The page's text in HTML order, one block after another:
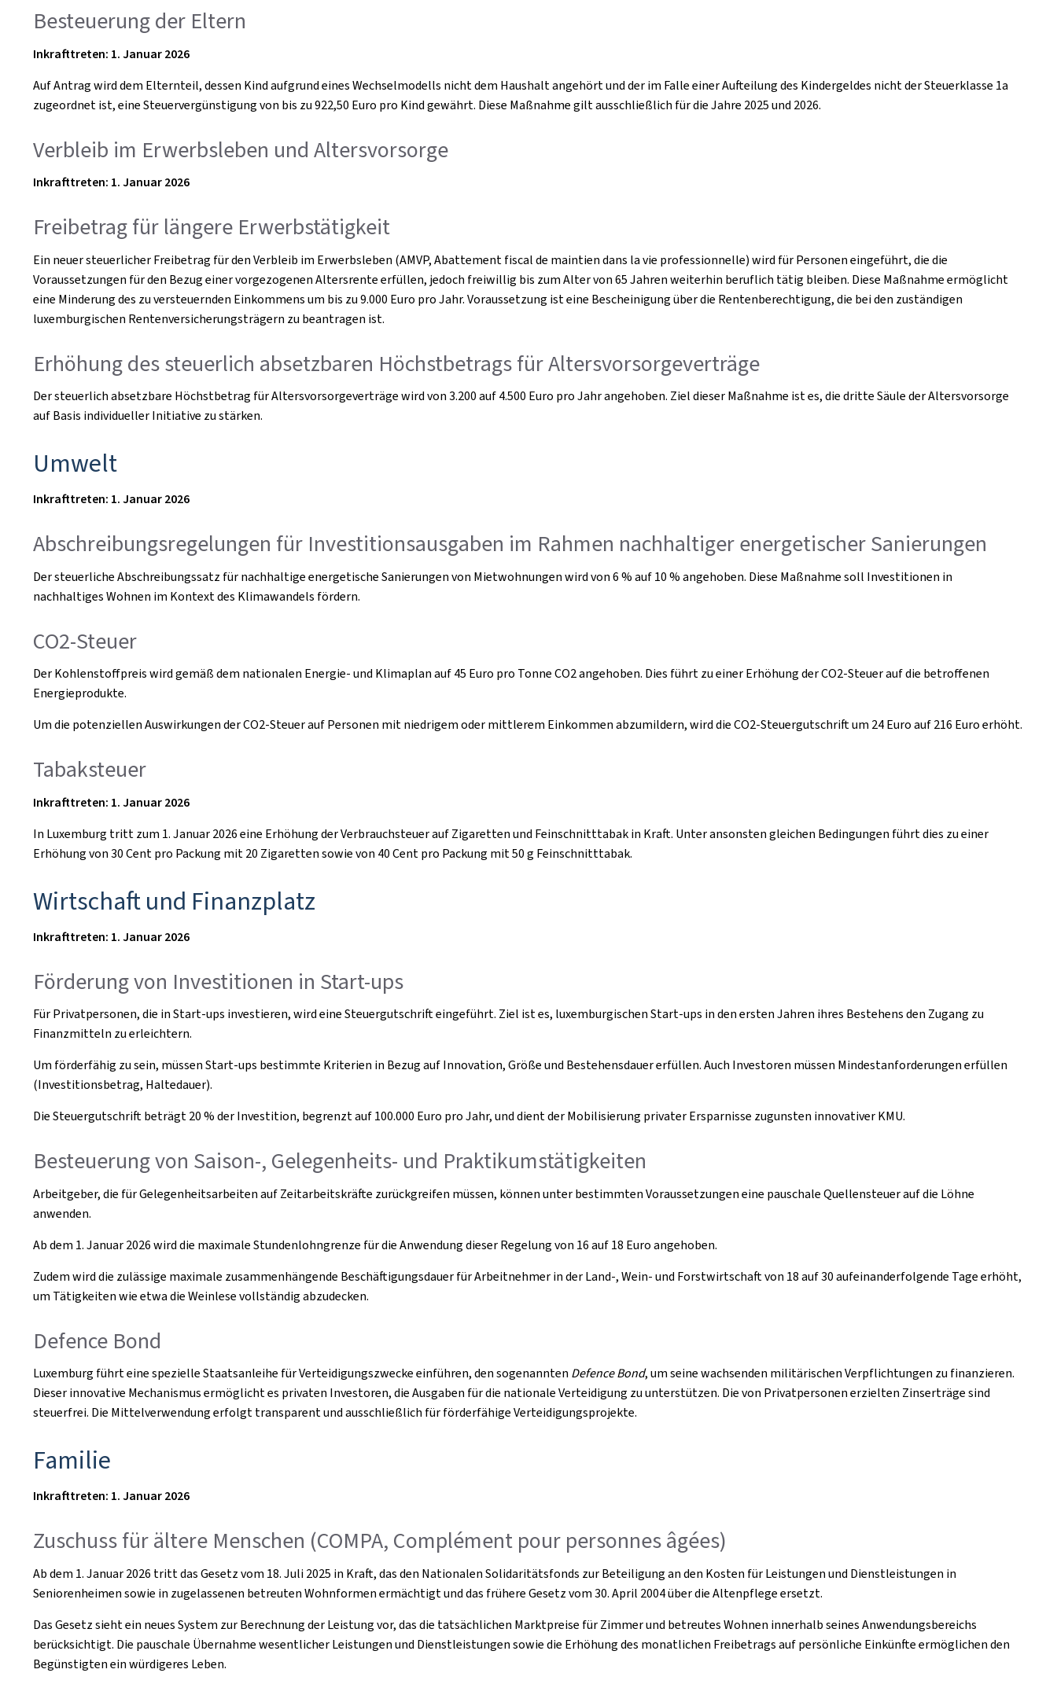
Besteuerung der Eltern
Inkrafttreten: 1. Januar 2026
Auf Antrag wird dem Elternteil, dessen Kind aufgrund eines Wechselmodells nicht dem Haushalt angehört und der im Falle einer Aufteilung des Kindergeldes nicht der Steuerklasse 1a
zugeordnet ist, eine Steuervergünstigung von bis zu 922,50 Euro pro Kind gewährt. Diese Maßnahme gilt ausschließlich für die Jahre 2025 und 2026.
Verbleib im Erwerbsleben und Altersvorsorge
Inkrafttreten: 1. Januar 2026
Freibetrag für längere Erwerbstätigkeit
Ein neuer steuerlicher Freibetrag für den Verbleib im Erwerbsleben (AMVP, Abattement fiscal de maintien dans la vie professionnelle) wird für Personen eingeführt, die die
Voraussetzungen für den Bezug einer vorgezogenen Altersrente erfüllen, jedoch freiwillig bis zum Alter von 65 Jahren weiterhin beruflich tätig bleiben. Diese Maßnahme ermöglicht
eine Minderung des zu versteuernden Einkommens um bis zu 9.000 Euro pro Jahr. Voraussetzung ist eine Bescheinigung über die Rentenberechtigung, die bei den zuständigen
luxemburgischen Rentenversicherungsträgern zu beantragen ist.
Erhöhung des steuerlich absetzbaren Höchstbetrags für Altersvorsorgeverträge
Der steuerlich absetzbare Höchstbetrag für Altersvorsorgeverträge wird von 3.200 auf 4.500 Euro pro Jahr angehoben. Ziel dieser Maßnahme ist es, die dritte Säule der Altersvorsorge
auf Basis individueller Initiative zu stärken.
Umwelt
Inkrafttreten: 1. Januar 2026
Abschreibungsregelungen für Investitionsausgaben im Rahmen nachhaltiger energetischer Sanierungen
Der steuerliche Abschreibungssatz für nachhaltige energetische Sanierungen von Mietwohnungen wird von 6 % auf 10 % angehoben. Diese Maßnahme soll Investitionen in
nachhaltiges Wohnen im Kontext des Klimawandels fördern.
CO2-Steuer
Der Kohlenstoffpreis wird gemäß dem nationalen Energie- und Klimaplan auf 45 Euro pro Tonne CO2 angehoben. Dies führt zu einer Erhöhung der CO2-Steuer auf die betroffenen
Energieprodukte.
Um die potenziellen Auswirkungen der CO2-Steuer auf Personen mit niedrigem oder mittlerem Einkommen abzumildern, wird die CO2-Steuergutschrift um 24 Euro auf 216 Euro erhöht.
Tabaksteuer
Inkrafttreten: 1. Januar 2026
In Luxemburg tritt zum 1. Januar 2026 eine Erhöhung der Verbrauchsteuer auf Zigaretten und Feinschnitttabak in Kraft. Unter ansonsten gleichen Bedingungen führt dies zu einer
Erhöhung von 30 Cent pro Packung mit 20 Zigaretten sowie von 40 Cent pro Packung mit 50 g Feinschnitttabak.
Wirtschaft und Finanzplatz
Inkrafttreten: 1. Januar 2026
Förderung von Investitionen in Start-ups
Für Privatpersonen, die in Start-ups investieren, wird eine Steuergutschrift eingeführt. Ziel ist es, luxemburgischen Start-ups in den ersten Jahren ihres Bestehens den Zugang zu
Finanzmitteln zu erleichtern.
Um förderfähig zu sein, müssen Start-ups bestimmte Kriterien in Bezug auf Innovation, Größe und Bestehensdauer erfüllen. Auch Investoren müssen Mindestanforderungen erfüllen
(Investitionsbetrag, Haltedauer).
Die Steuergutschrift beträgt 20 % der Investition, begrenzt auf 100.000 Euro pro Jahr, und dient der Mobilisierung privater Ersparnisse zugunsten innovativer KMU.
Besteuerung von Saison-, Gelegenheits- und Praktikumstätigkeiten
Arbeitgeber, die für Gelegenheitsarbeiten auf Zeitarbeitskräfte zurückgreifen müssen, können unter bestimmten Voraussetzungen eine pauschale Quellensteuer auf die Löhne
anwenden.
Ab dem 1. Januar 2026 wird die maximale Stundenlohngrenze für die Anwendung dieser Regelung von 16 auf 18 Euro angehoben.
Zudem wird die zulässige maximale zusammenhängende Beschäftigungsdauer für Arbeitnehmer in der Land-, Wein- und Forstwirtschaft von 18 auf 30 aufeinanderfolgende Tage erhöht,
um Tätigkeiten wie etwa die Weinlese vollständig abzudecken.
Defence Bond
Luxemburg führt eine spezielle Staatsanleihe für Verteidigungszwecke einführen, den sogenannten Defence Bond, um seine wachsenden militärischen Verpflichtungen zu finanzieren.
Dieser innovative Mechanismus ermöglicht es privaten Investoren, die Ausgaben für die nationale Verteidigung zu unterstützen. Die von Privatpersonen erzielten Zinserträge sind
steuerfrei. Die Mittelverwendung erfolgt transparent und ausschließlich für förderfähige Verteidigungsprojekte.
Familie
Inkrafttreten: 1. Januar 2026
Zuschuss für ältere Menschen (COMPA, Complément pour personnes âgées)
Ab dem 1. Januar 2026 tritt das Gesetz vom 18. Juli 2025 in Kraft, das den Nationalen Solidaritätsfonds zur Beteiligung an den Kosten für Leistungen und Dienstleistungen in
Seniorenheimen sowie in zugelassenen betreuten Wohnformen ermächtigt und das frühere Gesetz vom 30. April 2004 über die Altenpflege ersetzt.
Das Gesetz sieht ein neues System zur Berechnung der Leistung vor, das die tatsächlichen Marktpreise für Zimmer und betreutes Wohnen innerhalb seines Anwendungsbereichs
berücksichtigt. Die pauschale Übernahme wesentlicher Leistungen und Dienstleistungen sowie die Erhöhung des monatlichen Freibetrags auf persönliche Einkünfte ermöglichen den
Begünstigten ein würdigeres Leben.